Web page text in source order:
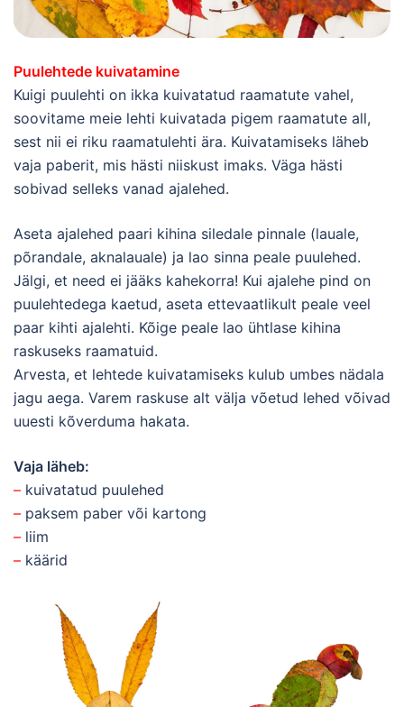
Puulehtede kuivatamine
Kuigi puulehti on ikka kuivatatud raamatute vahel,
soovitame meie lehti kuivatada pigem raamatute all,
sest nii ei riku raamatulehti ära. Kuivatamiseks läheb
vaja paberit, mis hästi niiskust imaks. Väga hästi
sobivad selleks vanad ajalehed.
Aseta ajalehed paari kihina siledale pinnale (lauale,
põrandale, aknalauale) ja lao sinna peale puulehed.
Jälgi, et need ei jääks kahekorra! Kui ajalehe pind on
puulehtedega kaetud, aseta ettevaatlikult peale veel
paar kihti ajalehti. Kõige peale lao ühtlase kihina
raskuseks raamatuid.
Arvesta, et lehtede kuivatamiseks kulub umbes nädala
jagu aega. Varem raskuse alt välja võetud lehed võivad
uuesti kõverduma hakata.
Vaja läheb:
– kuivatatud puulehed
– paksem paber või kartong
– liim
– käärid